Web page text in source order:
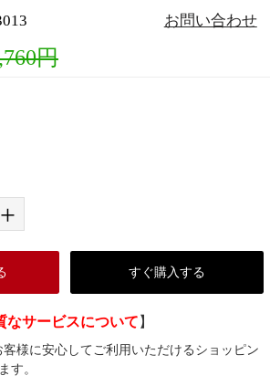
お問い合わせ
円
+
すぐ購入する
なサービスについて 】
様に安心してご利用いただけるショッピン
す。